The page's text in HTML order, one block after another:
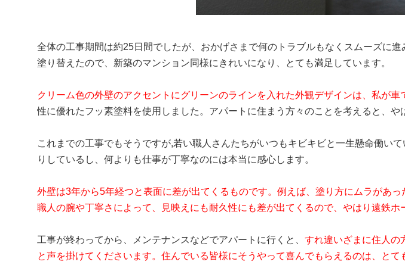
全体の工事期間は約25日間でしたが、おかげさまで何のトラブルもなくスムーズに
塗り替えたので、新築のマンション同様にきれいになり、とても満足しています。
クリーム色の外壁のアクセントにグリーンのラインを入れた外観デザインは、私が
性に優れたフッ素塗料を使用しました。アパートに住まう方々のことを考えると、や
これまでの工事でもそうですが,若い職人さんたちがいつもキビキビと一生懸命働い
りしているし、何よりも仕事が丁寧なのには本当に感心します。
外壁は3年から5年経つと表面に差が出てくるものです。例えば、塗り方にムラがあ
職人の腕や丁寧さによって、見映えにも耐久性にも差が出てくるので、やはり遠鉄ホ
工事が終わってから、メンテナンスなどでアパートに行くと、 すれ違いざまに住人の
と声を掛けてくださいます。住んでいる皆様にそうやって喜んでもらえるのは、とて